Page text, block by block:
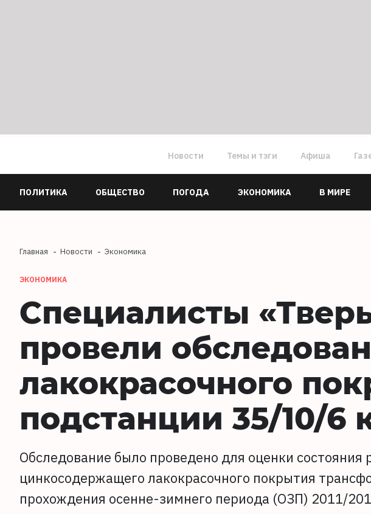
Новости Темы и тэги Афиша
ПОЛИТИКА ОБЩЕСТВО ПОГОДА ЭКОНОМИКА В МИРЕ
Главная Новости Экономика
ЭКОНОМИКА
Специалисты
провели
лакокрасочного
подстанции 35/10/6
Обследование было проведено для оценки состояния
цинкосодержащего лакокрасочного покрытия
прохождения осенне-зимнего периода (ОЗП) 2011/